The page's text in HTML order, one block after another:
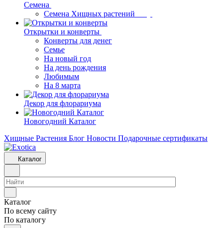
Семена
Семена Хищных растений
Открытки и конверты
Конверты для денег
Семье
На новый год
На день рождения
Любимым
На 8 марта
Декор для флорариума
Новогодний Каталог
Хищные Растения Блог Новости Подарочные сертификаты
Каталог
Каталог
По всему сайту
По каталогу